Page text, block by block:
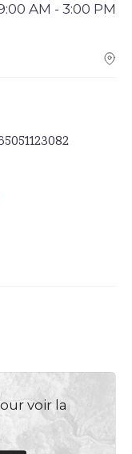
AM - 3:00 PM
voir la